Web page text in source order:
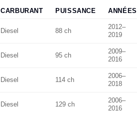
CARBURANT PUISSANCE ANNÉES
Diesel 88 ch
2012–
2019
Diesel 95 ch
2009–
2016
Diesel 114 ch
2006–
2018
Diesel 129 ch
2006–
2016